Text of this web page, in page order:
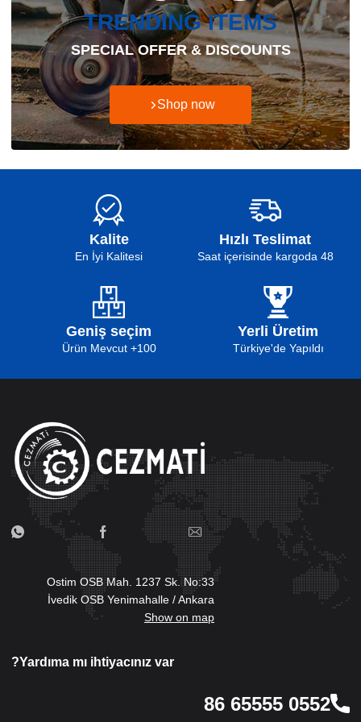
TRENDING ITEMS
SPECIAL OFFER & DISCOUNTS
Shop now
Hızlı Teslimat
48 Saat içerisinde kargoda
Kalite
En İyi Kalitesi
Yerli Üretim
Türkiye'de Yapıldı
Geniş seçim
100+ Ürün Mevcut
Ostim OSB Mah. 1237 Sk. No:33
İvedik OSB Yenimahalle / Ankara
Show on map
Yardıma mı ihtiyacınız var?
0552 65555 86